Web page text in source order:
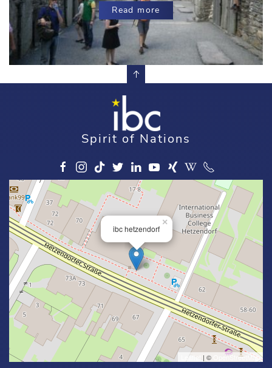
Read more
Spirit of Nations
ibc hetzendorf
×
Leaflet | © OpenStreetMap